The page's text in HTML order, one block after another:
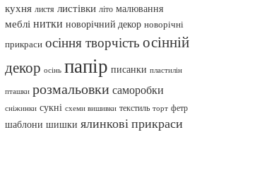
кухня листя листівки літо малювання
меблі нитки новорічний декор новорічні
прикраси осіння творчість осінній
декор осінь папір писанки пластилін
пташки розмальовки саморобки
сніжинки сукні схеми вишивки текстиль торт фетр
шаблони шишки ялинкові прикраси